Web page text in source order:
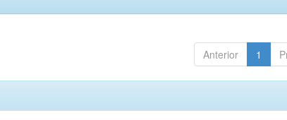
Anterior 1